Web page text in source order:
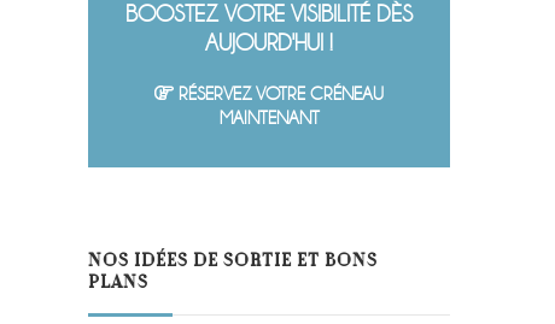
BOOSTEZ VOTRE VISIBILITÉ DÈS
AUJOURD'HUI !
RÉSERVEZ VOTRE CRÉNEAU
MAINTENANT
NOS IDÉES DE SORTIE ET BONS
PLANS